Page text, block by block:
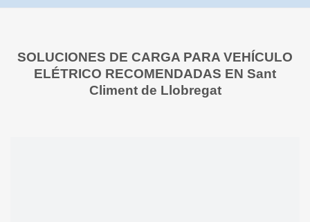
SOLUCIONES DE CARGA PARA VEHÍCULO
ELÉTRICO RECOMENDADAS EN Sant
Climent de Llobregat